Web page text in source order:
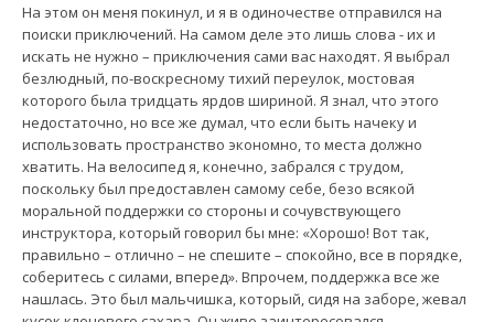
На этом он меня покинул, и я в одиночестве отправился на
поиски приключений. На самом деле это лишь слова - их и
искать не нужно – приключения сами вас находят. Я выбрал
безлюдный, по-воскресному тихий переулок, мостовая
которого была тридцать ярдов шириной. Я знал, что этого
недостаточно, но все же думал, что если быть начеку и
использовать пространство экономно, то места должно
хватить. На велосипед я, конечно, забрался с трудом,
поскольку был предоставлен самому себе, безо всякой
моральной поддержки со стороны и сочувствующего
инструктора, который говорил бы мне: «Хорошо! Вот так,
правильно – отлично – не спешите – спокойно, все в порядке,
соберитесь с силами, вперед». Впрочем, поддержка все же
нашлась. Это был мальчишка, который, сидя на заборе, жевал